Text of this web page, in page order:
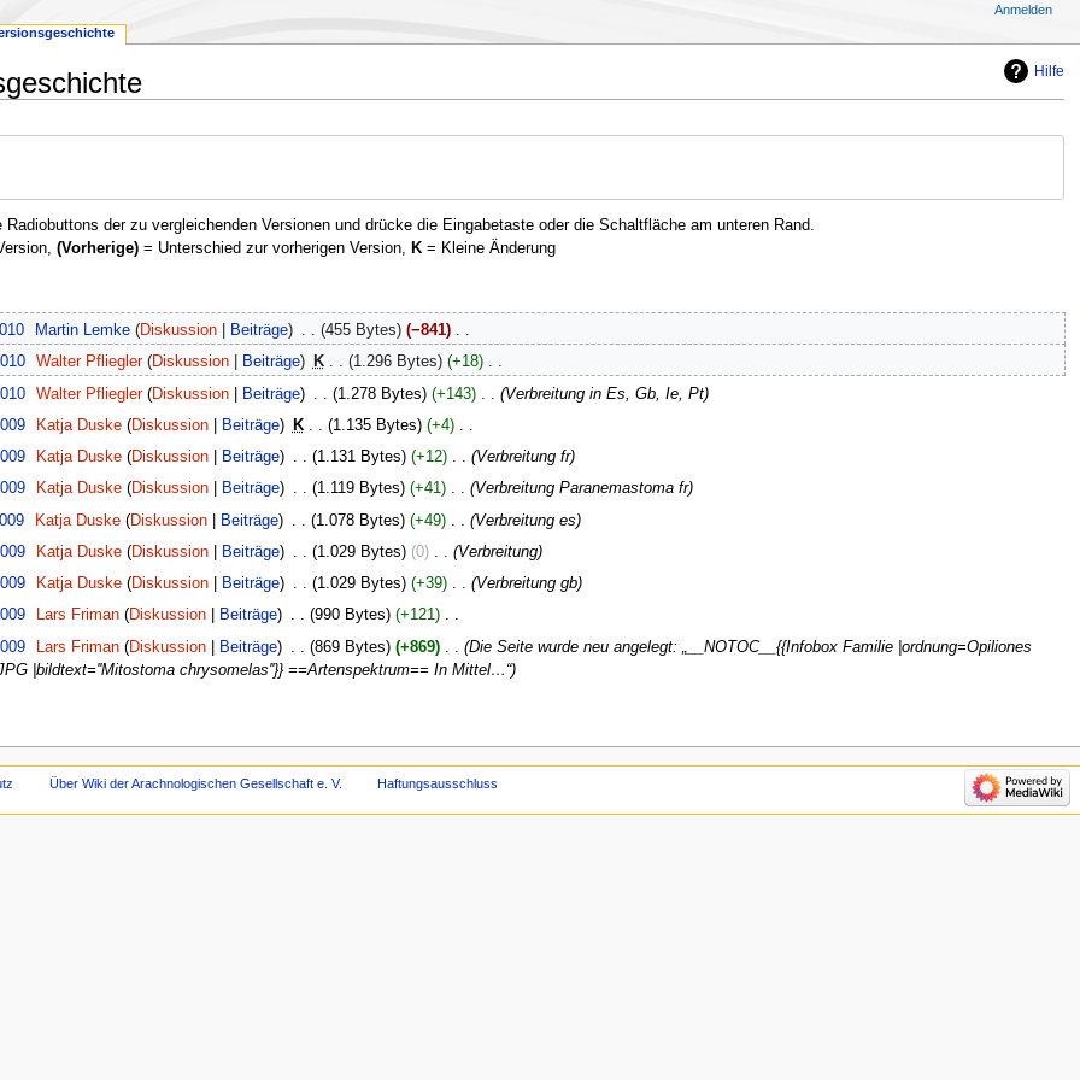
Hilfe
der zu vergleichenden Versionen und drücke die Eingabetaste oder die Schaltfläche am unteren Rand.
(Vorherige)= Unterschied zur vorherigen Version, K= Kleine Änderung
‎ Martin Lemke Diskussion Beiträge 455 Bytes −841 ‎
‎ Walter Pfliegler Diskussion Beiträge K 1.296 Bytes +18 ‎
‎ Walter Pfliegler Diskussion Beiträge 1.278 Bytes +143 ‎ Verbreitung in Es, Gb, Ie, Pt
‎ Katja Duske Diskussion Beiträge K 1.135 Bytes +4 ‎
‎ Katja Duske Diskussion Beiträge 1.131 Bytes +12 ‎
Verbreitung fr
‎ Katja Duske Diskussion Beiträge 1.119 Bytes +41 ‎ Verbreitung Paranemastoma fr
‎ Katja Duske Diskussion Beiträge 1.078 Bytes +49 ‎ Verbreitung es
‎ Katja Duske Diskussion Beiträge 1.029 Bytes 0 ‎
Verbreitung
‎ Katja Duske Diskussion Beiträge 1.029 Bytes +39 ‎ Verbreitung gb
‎ Lars Friman Diskussion Beiträge 990 Bytes +121 ‎
‎ Lars Friman Diskussion Beiträge 869 Bytes +869 ‎
Die Seite wurde neu angelegt: „__NOTOC__{{Infobox Familie |ordnung=Opiliones
|bildtext=''Mitostoma chrysomelas''}} ==Artenspektrum== In Mittel…“
Anmelden
Über Wiki der Arachnologischen Gesellschaft e. V. Haftungsausschluss